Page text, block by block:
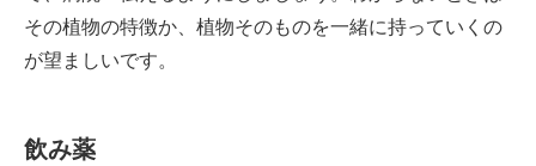
その植物の特徴か、植物そのものを一緒に持っていくの
が望ましいです。
飲み薬